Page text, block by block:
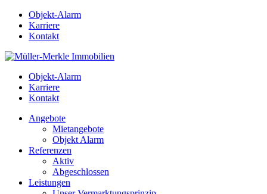
Objekt-Alarm
Karriere
Kontakt
Objekt-Alarm
Karriere
Kontakt
Angebote
Mietangebote
Objekt Alarm
Referenzen
Aktiv
Abgeschlossen
Leistungen